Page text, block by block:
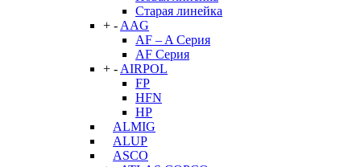
Старая линейка
+ - AAG
AF – A Серия
AF Серия
+ - AIRPOL
FP
HFN
HP
ALMIG
ALUP
ASCO